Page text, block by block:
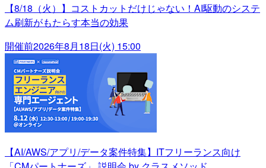
【8/18（火）】コストカットだけじゃない！AI駆動のシステ
ム刷新がもたらす本当の効果
開催前2026年8月18日(火) 15:00
【AI/AWS/アプリ/データ案件特集】ITフリーランス向け